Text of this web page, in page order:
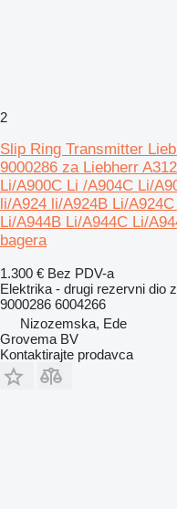
2
Slip Ring Transmitter
9000286 za Liebherr
Li/A900C Li /A904C Li/
li/A924 li/A924B Li/
Li/A944B Li/A944C Li/
bagera
1.300 € Bez PDV-a
Elektrika - drugi rezervni dio
9000286 6004266
Nizozemska, Ede
Grovema BV
Kontaktirajte prodavca